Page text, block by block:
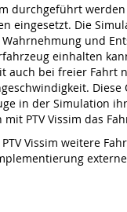
durchgeführt
Die
und
einhalten
auch bei freier
in der Simulation
PTV Vissim das
Vissim weitere